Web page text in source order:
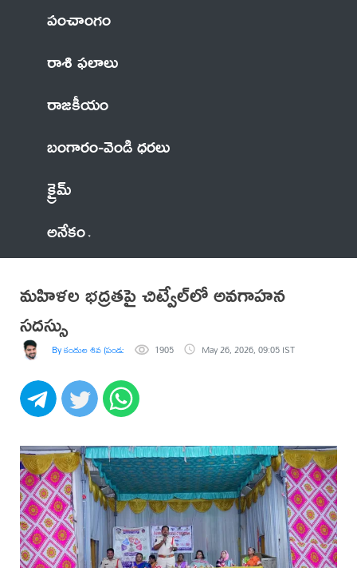
పంచాంగం
రాశి ఫలాలు
రాజకీయం
బంగారం-వెండి ధరలు
క్రైమ్
అనేకం
మహిళల భద్రతపై చిట్వేల్‌లో అవగాహన
సదస్సు
By కందుల శివ (పండు ) 1905 May 26, 2026, 09:05 IST